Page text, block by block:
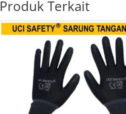
Produk Terkait